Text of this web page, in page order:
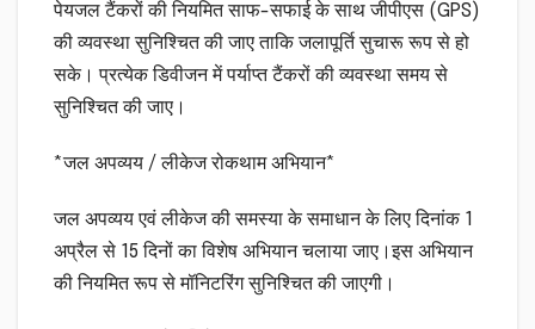
पेयजल टैंकरों की नियमित साफ-सफाई के साथ जीपीएस (GPS)
की व्यवस्था सुनिश्चित की जाए ताकि जलापूर्ति सुचारू रूप से हो
सके। प्रत्येक डिवीजन में पर्याप्त टैंकरों की व्यवस्था समय से
सुनिश्चित की जाए।
*जल अपव्यय / लीकेज रोकथाम अभियान*
जल अपव्यय एवं लीकेज की समस्या के समाधान के लिए दिनांक 1
अप्रैल से 15 दिनों का विशेष अभियान चलाया जाए।इस अभियान
की नियमित रूप से मॉनिटरिंग सुनिश्चित की जाएगी।